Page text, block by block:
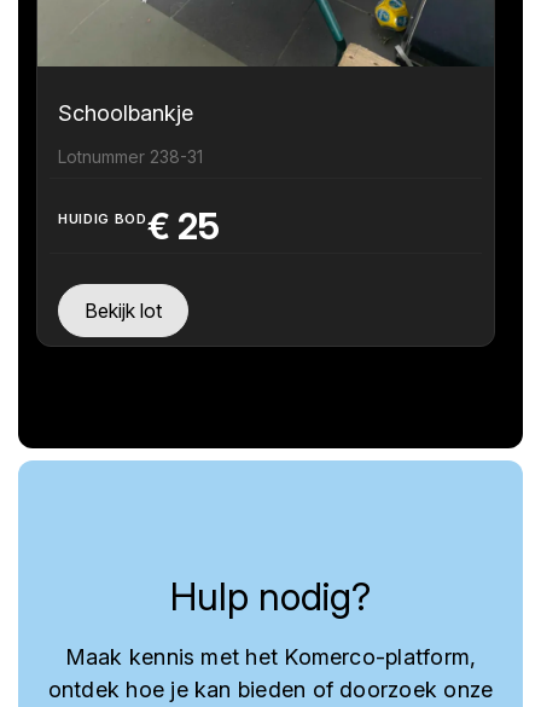
Schoolbankje
Lotnummer 238-31
HUIDIG BOD€ 25
Bekijk lot
Hulp nodig?
Maak kennis met het Komerco-platform,
ontdek hoe je kan bieden of doorzoek onze